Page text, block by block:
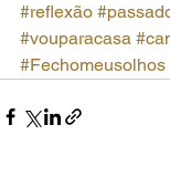
#reflexão
#vouparacasa
#Fechomeusolhos